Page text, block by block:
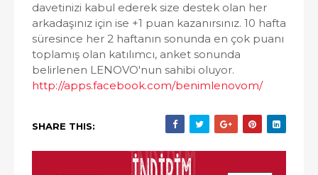
davetinizi kabul ederek size destek olan her
arkadaşınız için ise +1 puan kazanırsınız. 10 hafta
süresince her 2 haftanın sonunda en çok puanı
toplamış olan katılımcı, anket sonunda
belirlenen LENOVO'nun sahibi oluyor.
http://apps.facebook.com/benimlenovom/
SHARE THIS: